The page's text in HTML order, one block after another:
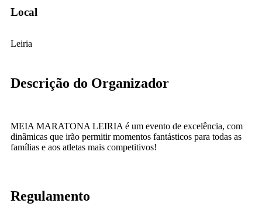
Local
Leiria
Descrição do Organizador
MEIA MARATONA LEIRIA é um evento de excelência, com
dinâmicas que irão permitir momentos fantásticos para todas as
famílias e aos atletas mais competitivos!
Regulamento